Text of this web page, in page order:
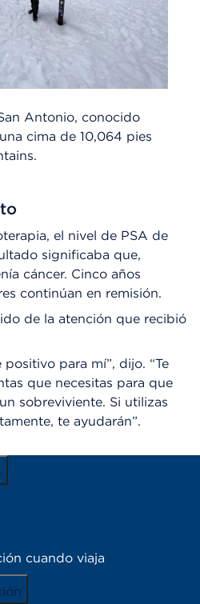
Antonio, conocido
cima de 10,064 pies
el nivel de PSA de
significaba que,
cáncer. Cinco años
continúan en remisión.
de la atención que recibió
para mí”, dijo. “Te
que necesitas para que
sobreviviente. Si utilizas
te ayudarán”.
cuando viaja